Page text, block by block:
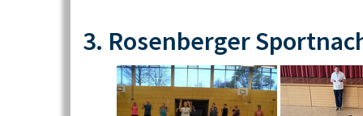
3. Rosenberger